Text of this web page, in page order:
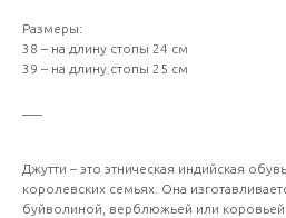
Размеры:
38 – на длину стопы 24 см
39 – на длину стопы 25 см
Джутти – это этническая индийская
королевских семьях. Она
буйволиной, верблюжьей или